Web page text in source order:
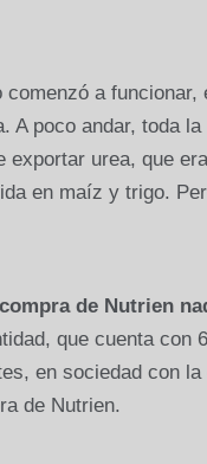
comenzó a
A poco andar, toda
urea, que
en maíz y trigo.
de Nutrien
que cuenta con
en sociedad con
de Nutrien.